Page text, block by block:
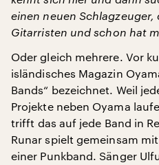
einen neuen Schlagzeuger,
Gitarristen und schon hat
Oder gleich mehrere. Vor
isländisches Magazin
Bands“ bezeichnet. Weil
Projekte neben Oyama
trifft das auf jede Band in
Runar spielt gemeinsam
einer Punkband. Sänger